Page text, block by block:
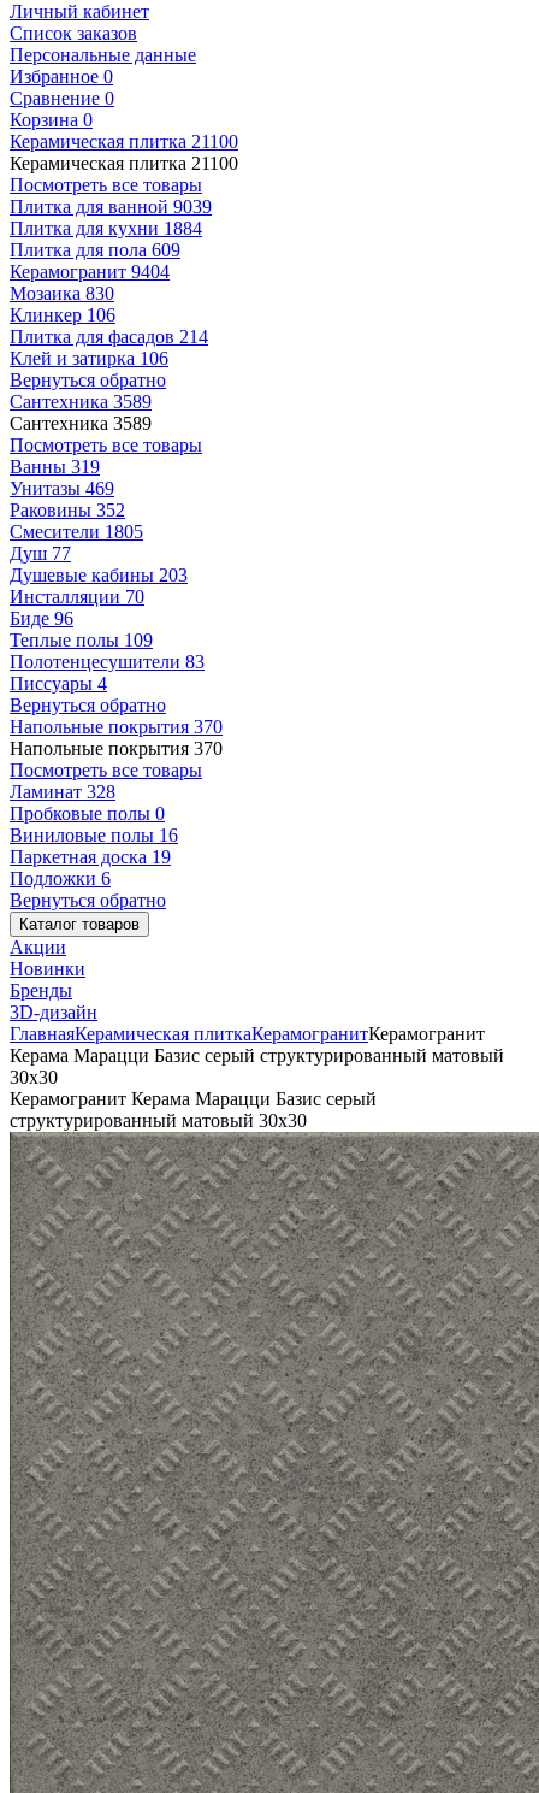
Личный кабинет
Список заказов
Персональные данные
Избранное 0
Сравнение 0
Корзина 0
Керамическая плитка 21100
Керамическая плитка 21100
Посмотреть все товары
Плитка для ванной 9039
Плитка для кухни 1884
Плитка для пола 609
Керамогранит 9404
Мозаика 830
Клинкер 106
Плитка для фасадов 214
Клей и затирка 106
Вернуться обратно
Сантехника 3589
Сантехника 3589
Посмотреть все товары
Ванны 319
Унитазы 469
Раковины 352
Смесители 1805
Душ 77
Душевые кабины 203
Инсталляции 70
Биде 96
Теплые полы 109
Полотенцесушители 83
Писсуары 4
Вернуться обратно
Напольные покрытия 370
Напольные покрытия 370
Посмотреть все товары
Ламинат 328
Пробковые полы 0
Виниловые полы 16
Паркетная доска 19
Подложки 6
Вернуться обратно
Каталог товаров
Акции
Новинки
Бренды
3D-дизайн
ГлавнаяКерамическая плиткаКерамогранитКерамогранит
Керама Марацци Базис серый структурированный матовый
30x30
Керамогранит Керама Марацци Базис серый
структурированный матовый 30x30